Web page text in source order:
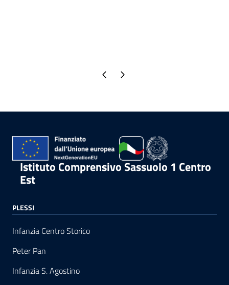
Pagina precedente
Pagina successiva
Istituto Comprensivo Sassuolo 1 Centro
Est
PLESSI
Infanzia Centro Storico
Peter Pan
Infanzia S. Agostino